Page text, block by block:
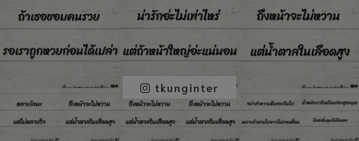
tkunginter